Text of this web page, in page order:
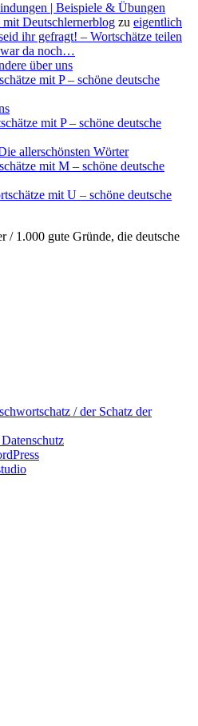
| Beispiele & Übungen
Deutschlernerblog zu eigentlich
ihr gefragt! – Wortschätze teilen
da noch…
über uns
mit P – schöne deutsche
mit P – schöne deutsche
allerschönsten Wörter
mit M – schöne deutsche
mit U – schöne deutsche
/ 1.000 gute Gründe, die deutsche
/ der Schatz der